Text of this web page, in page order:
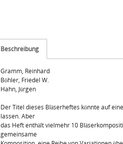
Beschreibung
Gramm, Reinhard
Böhler, Friedel W.
Hahn, Jürgen
Der Titel dieses Bläserheftes könnte auf
lassen. Aber
das Heft enthält vielmehr 10
gemeinsame